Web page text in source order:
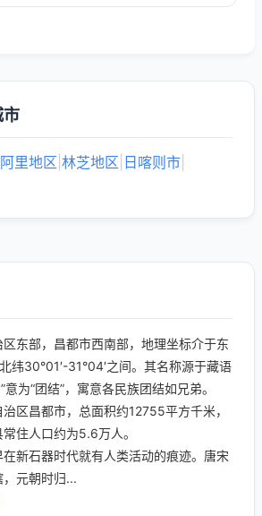
市
阿里地区 林芝地区 日喀则市
东部，昌都市西南部，地理坐标介于东
纬30°01′-31°04′之间。其名称源于藏语
意为“团结”，寓意各民族团结如兄弟。
区昌都市，总面积约12755平方千米，
住人口约为5.6万人。
新石器时代就有人类活动的痕迹。唐宋
元朝时归...